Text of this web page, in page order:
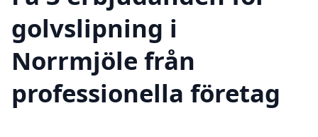
golvslipning i
Norrmjöle från
professionella företag